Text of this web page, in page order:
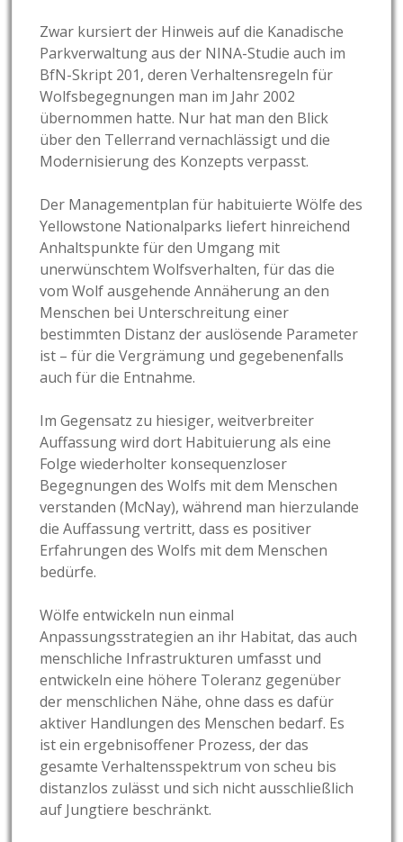
Zwar kursiert der Hinweis auf die Kanadische
Parkverwaltung aus der NINA-Studie auch im
BfN-Skript 201, deren Verhaltensregeln für
Wolfsbegegnungen man im Jahr 2002
übernommen hatte. Nur hat man den Blick
über den Tellerrand vernachlässigt und die
Modernisierung des Konzepts verpasst.
Der Managementplan für habituierte Wölfe des
Yellowstone Nationalparks liefert hinreichend
Anhaltspunkte für den Umgang mit
unerwünschtem Wolfsverhalten, für das die
vom Wolf ausgehende Annäherung an den
Menschen bei Unterschreitung einer
bestimmten Distanz der auslösende Parameter
ist – für die Vergrämung und gegebenenfalls
auch für die Entnahme.
Im Gegensatz zu hiesiger, weitverbreiter
Auffassung wird dort Habituierung als eine
Folge wiederholter konsequenzloser
Begegnungen des Wolfs mit dem Menschen
verstanden (McNay), während man hierzulande
die Auffassung vertritt, dass es positiver
Erfahrungen des Wolfs mit dem Menschen
bedürfe.
Wölfe entwickeln nun einmal
Anpassungsstrategien an ihr Habitat, das auch
menschliche Infrastrukturen umfasst und
entwickeln eine höhere Toleranz gegenüber
der menschlichen Nähe, ohne dass es dafür
aktiver Handlungen des Menschen bedarf. Es
ist ein ergebnisoffener Prozess, der das
gesamte Verhaltensspektrum von scheu bis
distanzlos zulässt und sich nicht ausschließlich
auf Jungtiere beschränkt.